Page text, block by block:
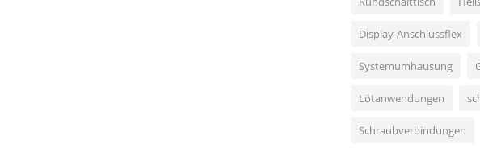
Display-Anschlussflex
Systemumhausung
Lötanwendungen
Schraubverbindungen